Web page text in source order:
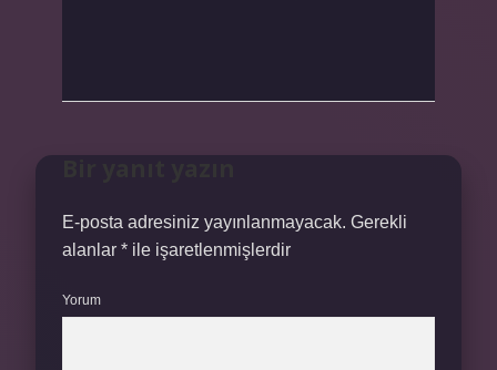
E-posta adresiniz yayınlanmayacak. Gerekli
alanlar * ile işaretlenmişlerdir
Yorum